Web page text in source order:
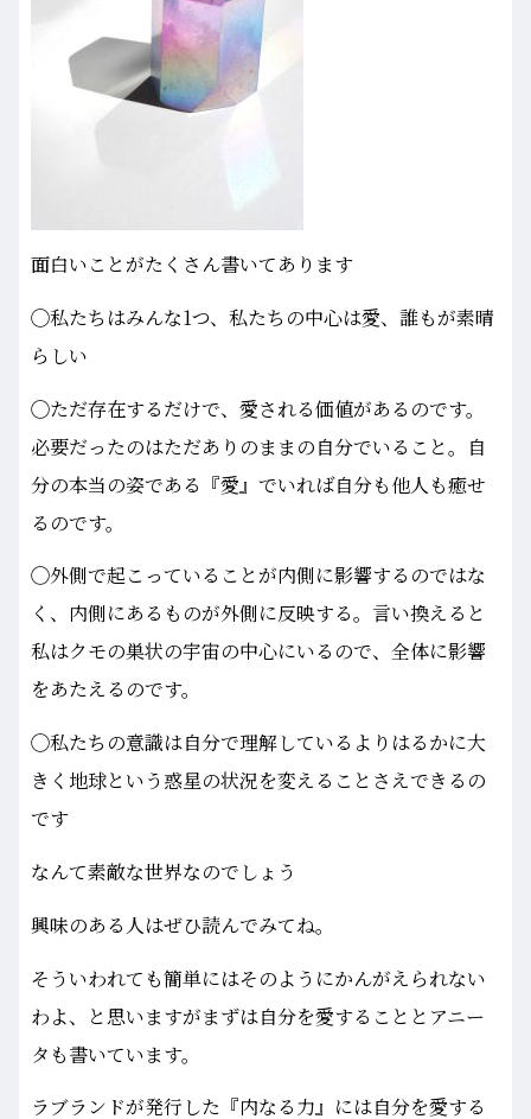
面白いことがたくさん書いてあります
◯私たちはみんな1つ、私たちの中心は愛、誰もが素晴
らしい
◯ただ存在するだけで、愛される価値があるのです。
必要だったのはただありのままの自分でいること。自
分の本当の姿である『愛』でいれば自分も他人も癒せ
るのです。
◯外側で起こっていることが内側に影響するのではな
く、内側にあるものが外側に反映する。言い換えると
私はクモの巣状の宇宙の中心にいるので、全体に影響
をあたえるのです。
◯私たちの意識は自分で理解しているよりはるかに大
きく地球という惑星の状況を変えることさえできるの
です
なんて素敵な世界なのでしょう
興味のある人はぜひ読んでみてね。
そういわれても簡単にはそのようにかんがえられない
わよ、と思いますがまずは自分を愛することとアニー
タも書いています。
ラブランドが発行した『内なる力』には自分を愛する